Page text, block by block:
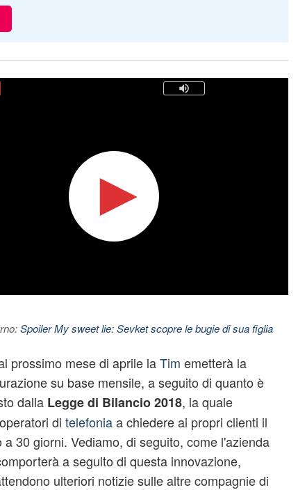
Spoiler My sweet lie: Sevket scopre le bugie di sua figlia
prossimo mese di aprile laTim emetterà la
su base mensile, a seguito di quanto è
dalla Legge di Bilancio 2018, la quale
di telefoniaa chiedere ai propri clienti il
a 30 giorni. Vediamo, di seguito, come l'azienda
a seguito di questa innovazione,
ulteriori notizie sulle altre compagnie di